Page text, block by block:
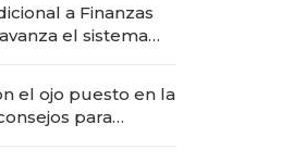
a Finanzas
el sistema
el ojo puesto en la
para